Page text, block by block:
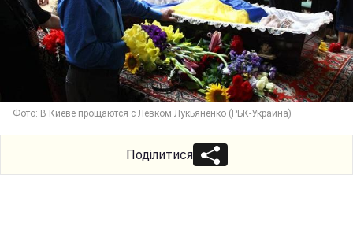
Фото: В Киеве прощаются с Левком Лукьяненко (РБК-Украина)
Поділитися